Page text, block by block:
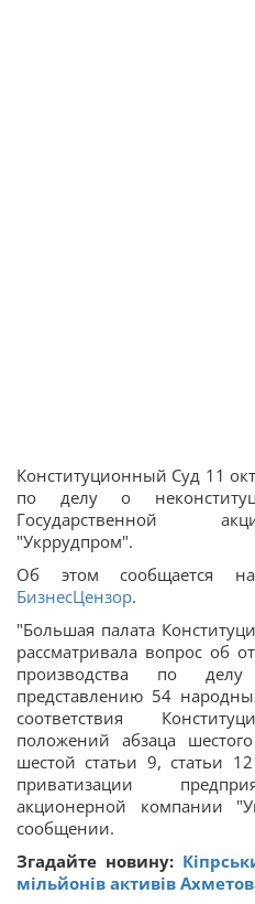
Конституционный Суд 11
по делу о
Государственной
"Укррудпром".
Об этом сообщается
БизнесЦензор.
"Большая палата
рассматривала вопрос об
производства по
представлению 54
соответствия
положений абзаца
шестой статьи 9, статьи
приватизации
акционерной компании
сообщении.
Згадайте новину:
мільйонів активів